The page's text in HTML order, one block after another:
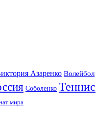
Азаренко Волейбол
Соболенко Теннис
мира